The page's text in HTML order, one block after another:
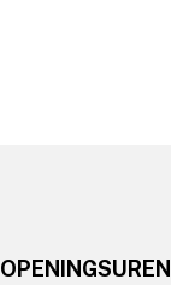
OPENINGSUREN